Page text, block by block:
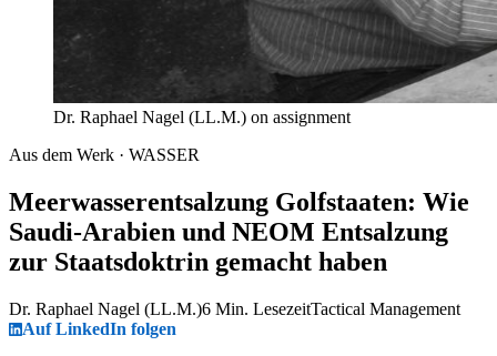
Dr. Raphael Nagel (LL.M.) on assignment
Aus dem Werk · WASSER
Meerwasserentsalzung Golfstaaten: Wie
Saudi-Arabien und NEOM Entsalzung
zur Staatsdoktrin gemacht haben
Dr. Raphael Nagel (LL.M.)6 Min. LesezeitTactical Management
Auf LinkedIn folgen